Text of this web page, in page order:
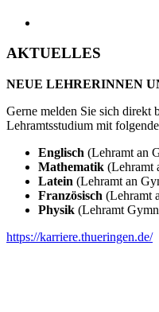
AKTUELLES
NEUE LEHRERINNEN
Gerne melden Sie sich direkt
Lehramtsstudium mit
Englisch (Lehramt an
Mathematik (Lehramt
Latein (Lehramt an
Französisch (Lehramt
Physik (Lehramt
https://karriere.thueringen.de/